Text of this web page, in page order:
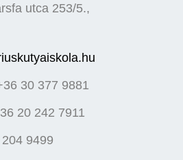
utca 253/5.,
30 377 9881
20 242 7911
9499